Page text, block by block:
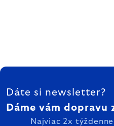
ZÁPÄTIE
Dáte si newsletter?
Dáme vám dopravu
Najviac 2x týždenne